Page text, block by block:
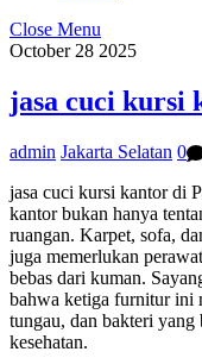
Close Menu
October 28 2025
jasa cuci kursi
admin Jakarta Selatan 0
jasa cuci kursi kantor di
kantor bukan hanya
ruangan. Karpet, sofa,
juga memerlukan
bebas dari kuman.
bahwa ketiga furnitur ini
tungau, dan bakteri yang
kesehatan.